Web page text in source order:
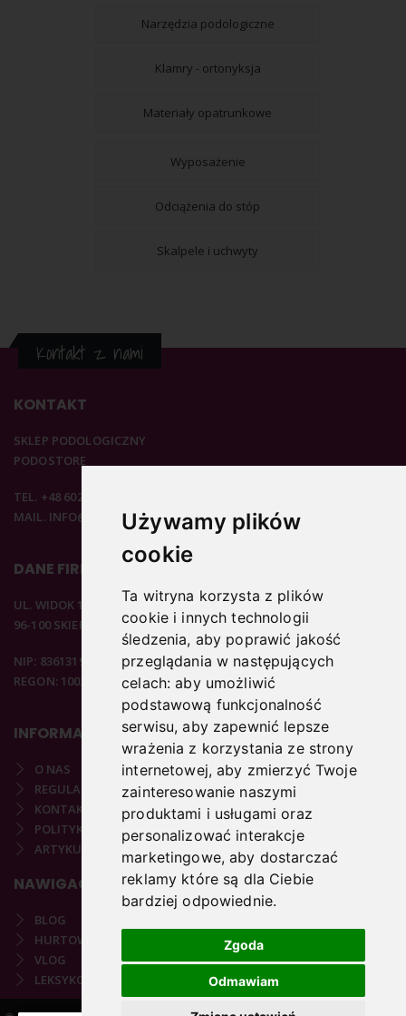
Używamy plików
cookie
Ta witryna korzysta z plików
cookie i innych technologii
śledzenia, aby poprawić jakość
przeglądania w następujących
celach:aby umożliwić
podstawową funkcjonalność
serwisu,aby zapewnić lepsze
wrażenia z korzystania ze strony
internetowej,aby zmierzyć Twoje
zainteresowanie naszymi
produktami i usługami oraz
personalizować interakcje
marketingowe,aby dostarczać
reklamy które są dla Ciebie
bardziej odpowiednie.
Zgoda
Odmawiam
Narzędzia podologiczne
Klamry - ortonyksja
Materiały opatrunkowe
Wyposażenie
Odciążenia do stóp
Skalpele i uchwyty
Kontakt z nami
KONTAKT
SKLEP PODOLOGICZNY
PODOSTORE
TEL. +48 602 537 894
MAIL. INFO@PODOSTORE.PL
DANE FIRMOWE
UL. WIDOK 15B
96-100 SKIERNIEWICE
NIP: 8361319313
REGON: 100297020
INFORMACJE
O NAS
REGULAMIN
KONTAKT
POLITYKA PRYWATNOŚCI
ARTYKUŁY PODOLOGICZNE
NAWIGACJA
BLOG
HURTOWNIA
VLOG
LEKSYKON PODOLOGICZNY